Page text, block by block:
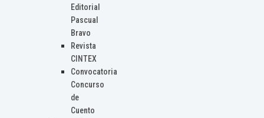
Editorial
Pascual
Bravo
Revista
CINTEX
Convocatoria
Concurso
de
Cuento